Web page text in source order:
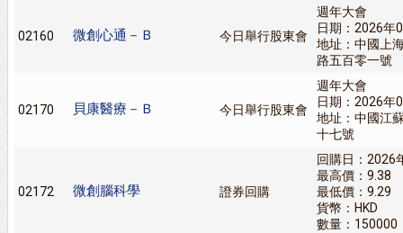
02160 微創心通－Ｂ 今日舉行股東會
週年大會
日期：2026年
地址：中國上
路五百零一號
02170 貝康醫療－Ｂ 今日舉行股東會
週年大會
日期：2026年
地址：中國江
十七號
02172 微創腦科學 證券回購
回購日：2026
最高價：9.38
最低價：9.29
貨幣：HKD
數量：150000